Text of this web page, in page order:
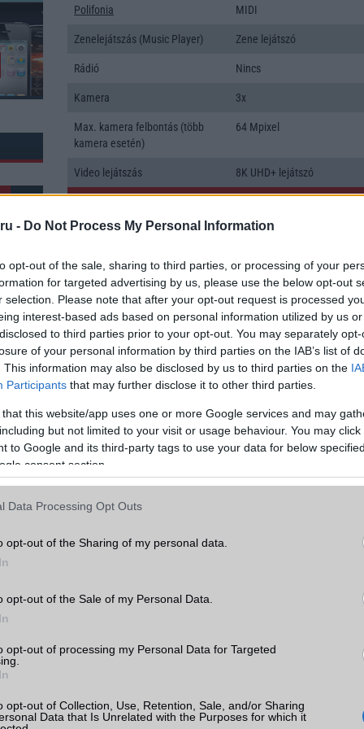
- Do Not Process My Personal Information
opt-out of the sale, sharing to third parties, or processing of your
for targeted advertising by us, please use the below opt-out
selection. Please note that after your opt-out request is processed
interest-based ads based on personal information utilized by us
to third parties prior to your opt-out. You may separately
of your personal information by third parties on the IAB’s list of
This information may also be disclosed by us to third parties on the
Participants that may further disclose it to other third parties.
that this website/app uses one or more Google services and may
but not limited to your visit or usage behaviour. You may
to Google and its third-party tags to use your data for below
consent section.
Data Processing Opt Outs
opt-out of the Sharing of my personal data.
opt-out of the Sale of my Personal Data.
opt-out of processing my Personal Data for Targeted
opt-out of Collection, Use, Retention, Sale, and/or Sharing
Data that Is Unrelated with the Purposes for which it
15
5G
Polifonia MIDI
Zenelejátszás (Music Player) Zene lejátszó
Rádió Nincs
Kamera 3x
Max. kamera felbontás (több
kamera esetén)
64 Mpixel
Video lejátszás 8K UHD+ lejátszó
Telefonkönyv db
Min. memória 8 GB
Min. háttértár
Memória bővíthetőség T-Flash/microSD
ADATCSERE
GPRS Van
EDGE Nincs
WAP 5HTML
MMS
Wi-Fi Direct Van
Wi-Fi HotSpot Van